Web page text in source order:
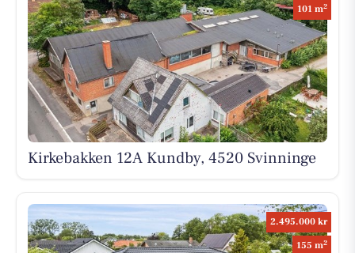
101 m2
Kirkebakken 12A Kundby, 4520 Svinninge
2.495.000 kr
155 m2